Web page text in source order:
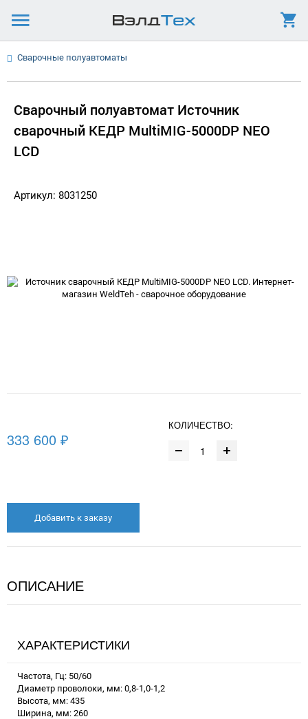
Сварочные полуавтоматы
Сварочный полуавтомат Источник
сварочный КЕДР MultiMIG-5000DP NEO
LCD
Артикул: 8031250
333 600 ₽
КОЛИЧЕСТВО:
Добавить к заказу
ОПИСАНИЕ
ХАРАКТЕРИСТИКИ
Частота, Гц: 50/60
Диаметр проволоки, мм: 0,8-1,0-1,2
Высота, мм: 435
Ширина, мм: 260